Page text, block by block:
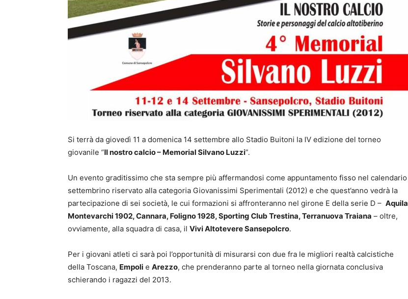
Si terrà da giovedì 11 a domenica 14 settembre allo Stadio Buitoni la IV edizione del torneo
giovanile “Il nostro calcio – Memorial Silvano Luzzi”.
Un evento graditissimo che sta sempre più affermandosi come appuntamento fisso nel calendario
settembrino riservato alla categoria Giovanissimi Sperimentali (2012) e che quest’anno vedrà la
partecipazione di sei società, le cui formazioni si affronteranno nel girone E della serie D – Aquila
Montevarchi 1902, Cannara, Foligno 1928, Sporting Club Trestina, Terranuova Traiana – oltre,
ovviamente, alla squadra di casa, il Vivi Altotevere Sansepolcro.
Per i giovani atleti ci sarà poi l’opportunità di misurarsi con due fra le migliori realtà calcistiche
della Toscana, Empoli e Arezzo, che prenderanno parte al torneo nella giornata conclusiva
schierando i ragazzi del 2013.